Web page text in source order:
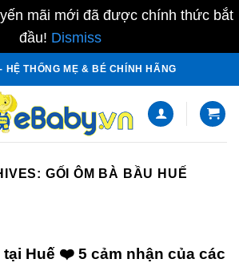
mãi mới đã được chính thức bắt
đầu! Dismiss
HỆ THỐNG MẸ & BÉ CHÍNH HÃNG
GỐI ÔM BÀ BẦU HUẾ
tại Huế ❤️️ 5 cảm nhận của các